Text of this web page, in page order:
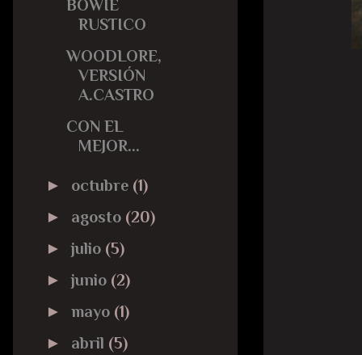
BOWIE
RUSTICO
WOODLORE,
VERSIÓN
A.CASTRO
CON EL
MEJOR...
► octubre (1)
► agosto (20)
►julio (5)
►junio (2)
► mayo (1)
► abril (5)